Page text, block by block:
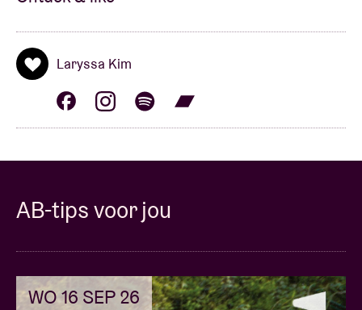
Laryssa Kim
AB-tips voor jou
WO 16 SEP 26